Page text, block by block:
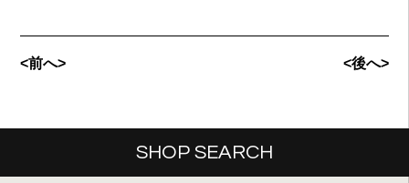
<前へ> <後へ>
SHOP SEARCH